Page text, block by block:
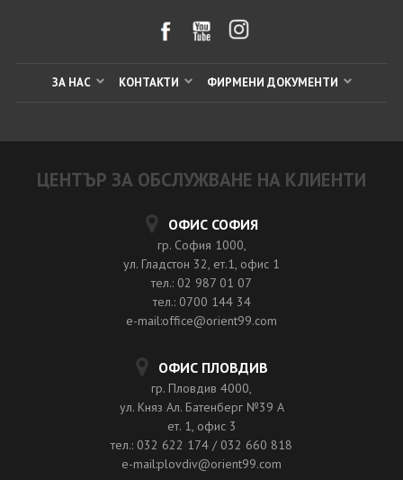
ЗА НАС КОНТАКТИ ФИРМЕНИ ДОКУМЕНТИ
ЦЕНТЪР ЗА ОБСЛУЖВАНЕ НА КЛИЕНТИ
ОФИС СОФИЯ
гр. София 1000,
ул. Гладстон 32, ет.1, офис 1
тел.: 02 987 01 07
тел.: 0700 144 34
e-mail:office@orient99.com
ОФИС ПЛОВДИВ
гр. Пловдив 4000,
ул. Княз Ал. Батенберг №39 A
ет. 1, офис 3
тел.: 032 622 174 / 032 660 818
e-mail:plovdiv@orient99.com